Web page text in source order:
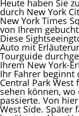
Heute haben Sie
durch New York
New York Times
von Ihrem
Diese
Auto mit
Tourguide
Ihrem New York-
Ihr Fahrer beginnt
Central Park West
sehen können, wo
passierte. Von
West Side. Später